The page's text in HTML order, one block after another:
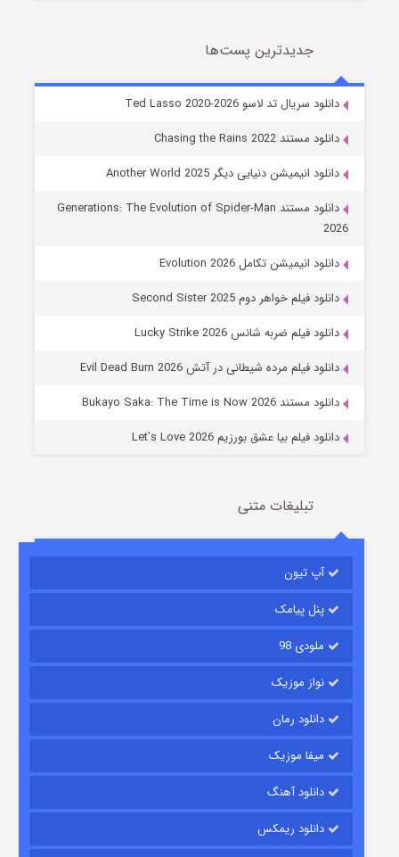
خاندان اژدها فصل ۳
جادوگری در مغولستان
باب اسفنجی فصل ۱۷
قسمت6 (زیرنویس) منتشر شد
قسمت15 (دوبله) منتشر شد
جدیدترین پست‌ها
دانلود سریال تد لاسو Ted Lasso 2020-2026
دانلود مستند Chasing the Rains 2022
دانلود انیمیشن دنیایی دیگر Another World 2025
دانلود مستند Generations: The Evolution of Spider-Man
2026
دانلود انیمیشن تکامل Evolution 2026
دانلود فیلم خواهر دوم Second Sister 2025
دانلود فیلم ضربه شانس Lucky Strike 2026
دانلود فیلم مرده شیطانی در آتش Evil Dead Burn 2026
دانلود مستند Bukayo Saka: The Time is Now 2026
دانلود فیلم بیا عشق بورزیم Let’s Love 2026
تبلیغات متنی
آپ تیون
پنل پیامک
ملودی 98
نواز موزیک
دانلود رمان
میفا موزیک
دانلود آهنگ
دانلود ریمکس